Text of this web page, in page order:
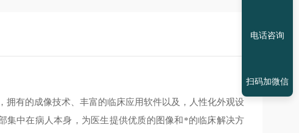
，拥有的成像技术、丰富的临床应用软件以及，人性化外观设
中在病人本身，为医生提供优质的图像和*的临床解决方
电话咨询
扫码加微信